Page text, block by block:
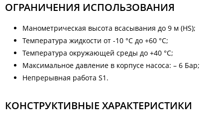
ОГРАНИЧЕНИЯ ИСПОЛЬЗОВАНИЯ
Манометрическая высота всасывания до 9 м (HS);
Температура жидкости от -10 °C до +60 °C;
Температура окружающей среды до +40 °C;
Максимальное давление в корпусе насоса: – 6 Бар;
Непрерывная работа S1.
КОНСТРУКТИВНЫЕ ХАРАКТЕРИСТИКИ